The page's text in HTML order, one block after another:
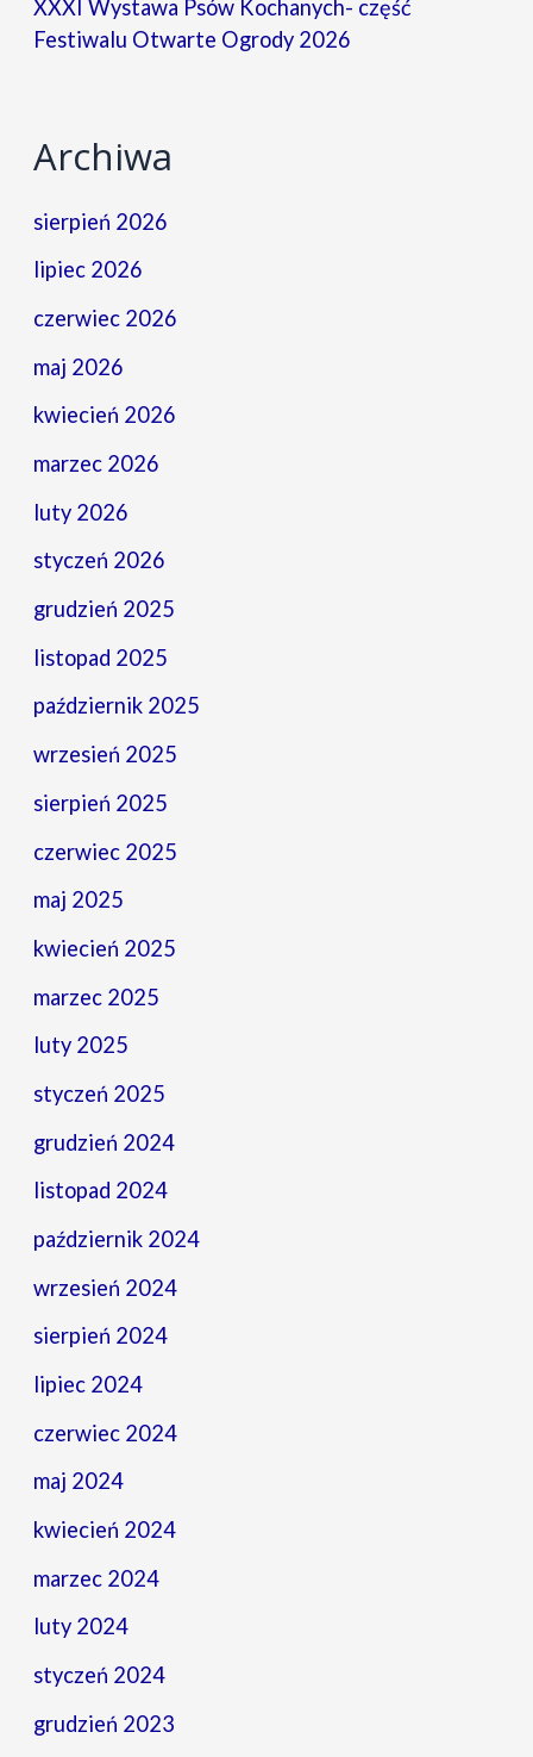
XXXI Wystawa Psów Kochanych- część
Festiwalu Otwarte Ogrody 2026
Archiwa
sierpień 2026
lipiec 2026
czerwiec 2026
maj 2026
kwiecień 2026
marzec 2026
luty 2026
styczeń 2026
grudzień 2025
listopad 2025
październik 2025
wrzesień 2025
sierpień 2025
czerwiec 2025
maj 2025
kwiecień 2025
marzec 2025
luty 2025
styczeń 2025
grudzień 2024
listopad 2024
październik 2024
wrzesień 2024
sierpień 2024
lipiec 2024
czerwiec 2024
maj 2024
kwiecień 2024
marzec 2024
luty 2024
styczeń 2024
grudzień 2023